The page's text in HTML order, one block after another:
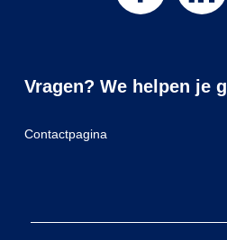
Vragen? We helpen je
Contactpagina